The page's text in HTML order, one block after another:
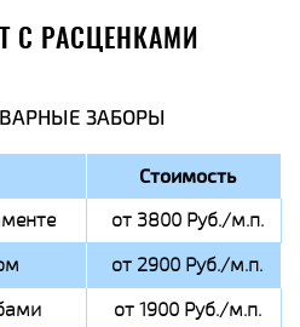
С РАСЦЕНКАМИ
ЗАБОРЫ
Стоимость
от 3800 Руб./м.п.
от 2900 Руб./м.п.
от 1900 Руб./м.п.